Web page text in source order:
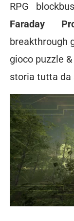
RPG
Faraday
breakthrough
gioco puzzle
storia tutta da